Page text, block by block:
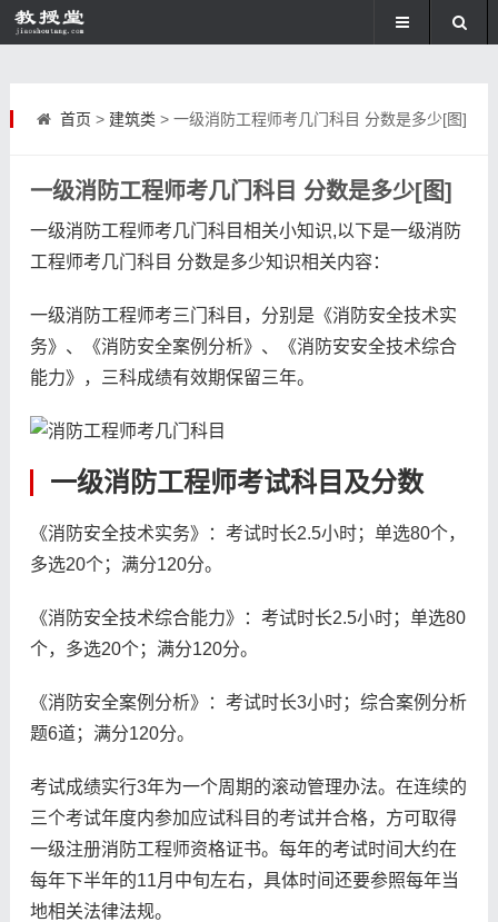
首页 > 建筑类 > 一级消防工程师考几门科目 分数是多少[图]
一级消防工程师考几门科目 分数是多少[图]
一级消防工程师考几门科目相关小知识,以下是一级消防
工程师考几门科目 分数是多少知识相关内容：
一级消防工程师考三门科目，分别是《消防安全技术实
务》、《消防安全案例分析》、《消防安安全技术综合
能力》，三科成绩有效期保留三年。
一级消防工程师考试科目及分数
《消防安全技术实务》：考试时长2.5小时；单选80个，
多选20个；满分120分。
《消防安全技术综合能力》：考试时长2.5小时；单选80
个，多选20个；满分120分。
《消防安全案例分析》：考试时长3小时；综合案例分析
题6道；满分120分。
考试成绩实行3年为一个周期的滚动管理办法。在连续的
三个考试年度内参加应试科目的考试并合格，方可取得
一级注册消防工程师资格证书。每年的考试时间大约在
每年下半年的11月中旬左右，具体时间还要参照每年当
地相关法律法规。